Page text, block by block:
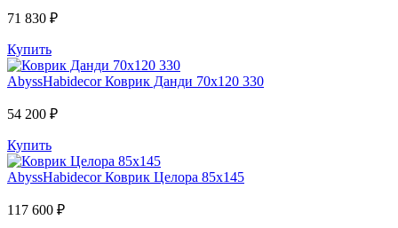
71 830 ₽
Купить
AbyssHabidecor Коврик Данди 70х120 330
54 200 ₽
Купить
AbyssHabidecor Коврик Целора 85х145
117 600 ₽